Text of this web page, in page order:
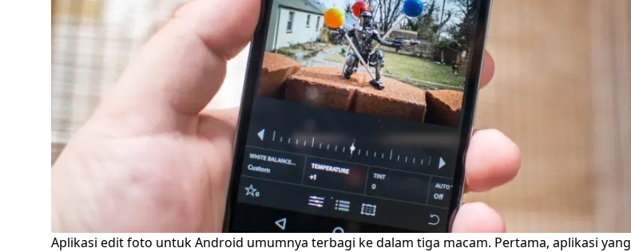
Aplikasi edit foto untuk Android umumnya terbagi ke dalam tiga macam. Pertama, aplikasi yang